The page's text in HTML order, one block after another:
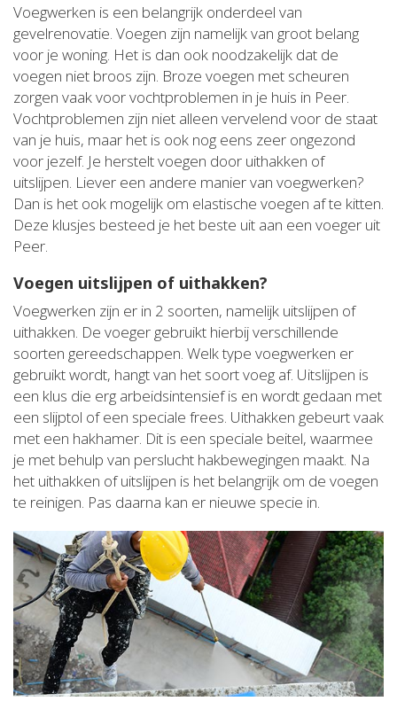
Voegwerken is een belangrijk onderdeel van
gevelrenovatie. Voegen zijn namelijk van groot belang
voor je woning. Het is dan ook noodzakelijk dat de
voegen niet broos zijn. Broze voegen met scheuren
zorgen vaak voor vochtproblemen in je huis in Peer.
Vochtproblemen zijn niet alleen vervelend voor de staat
van je huis, maar het is ook nog eens zeer ongezond
voor jezelf. Je herstelt voegen door uithakken of
uitslijpen. Liever een andere manier van voegwerken?
Dan is het ook mogelijk om elastische voegen af te kitten.
Deze klusjes besteed je het beste uit aan een voeger uit
Peer.
Voegen uitslijpen of uithakken?
Voegwerken zijn er in 2 soorten, namelijk uitslijpen of
uithakken. De voeger gebruikt hierbij verschillende
soorten gereedschappen. Welk type voegwerken er
gebruikt wordt, hangt van het soort voeg af. Uitslijpen is
een klus die erg arbeidsintensief is en wordt gedaan met
een slijptol of een speciale frees. Uithakken gebeurt vaak
met een hakhamer. Dit is een speciale beitel, waarmee
je met behulp van perslucht hakbewegingen maakt. Na
het uithakken of uitslijpen is het belangrijk om de voegen
te reinigen. Pas daarna kan er nieuwe specie in.